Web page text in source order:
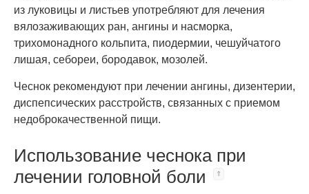
из луковицы и листьев употребляют для лечения
вялозаживающих ран, ангины и насморка,
трихомонадного кольпита, пиодермии, чешуйчатого
лишая, себореи, бородавок, мозолей.
Чеснок рекомендуют при лечении ангины, дизентерии,
диспепсических расстройств, связанных с приемом
недоброкачественной пищи.
Использование чеснока при
лечении головной боли